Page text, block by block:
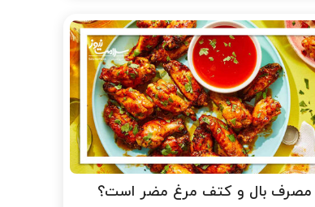
مصرف بال و کتف مرغ مضر است؟